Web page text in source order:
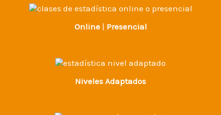
Online| Presencial
Niveles Adaptados